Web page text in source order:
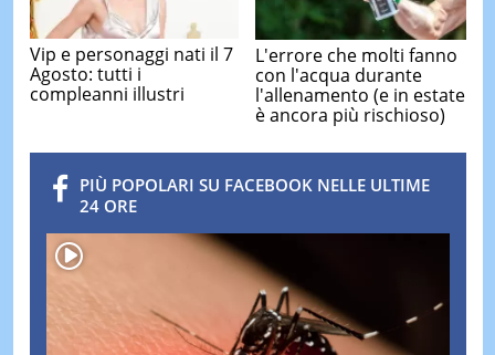
Vip e personaggi nati il 7
Agosto: tutti i
compleanni illustri
L'errore che molti fanno
con l'acqua durante
l'allenamento (e in estate
è ancora più rischioso)
PIÙ POPOLARI SU FACEBOOK NELLE ULTIME
24 ORE